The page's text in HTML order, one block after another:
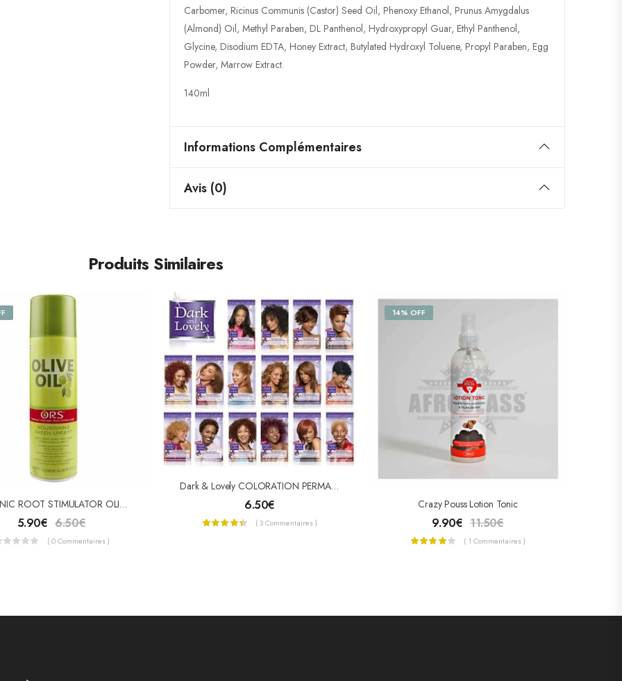
Carbomer, Ricinus Communis (Castor) Seed Oil, Phenoxy Ethanol, Prunus Amygdalus
(Almond) Oil, Methyl Paraben, DL Panthenol, Hydroxypropyl Guar, Ethyl Panthenol,
Glycine, Disodium EDTA, Honey Extract, Butylated Hydroxyl Toluene, Propyl Paraben, Egg
Powder, Marrow Extract.
140ml
Informations Complémentaires
Avis (0)
Produits Similaires
ORGANIC ROOT STIMULATOR OLIVE OIL NOURISHING SHEEN SPRAY
5.90€ 6.50€
( 0 Commentaires )
Dark & Lovely COLORATION PERMANENTE « NUTRITIVE INTENSE »
6.50€
( 3 Commentaires )
14% OFF
Crazy Pouss Lotion Tonic
9.90€ 11.50€
( 1 Commentaires )